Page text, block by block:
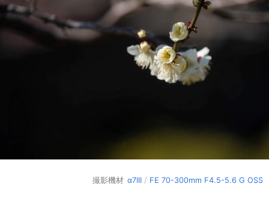
撮影機材 α7III / FE 70-300mm F4.5-5.6 G OSS